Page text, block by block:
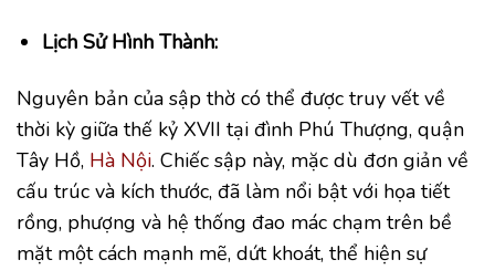
Lịch Sử Hình Thành:
Nguyên bản của sập thờ có thể được truy vết về
thời kỳ giữa thế kỷ XVII tại đình Phú Thượng, quận
Tây Hồ, Hà Nội. Chiếc sập này, mặc dù đơn giản về
cấu trúc và kích thước, đã làm nổi bật với họa tiết
rồng, phượng và hệ thống đao mác chạm trên bề
mặt một cách mạnh mẽ, dứt khoát, thể hiện sự